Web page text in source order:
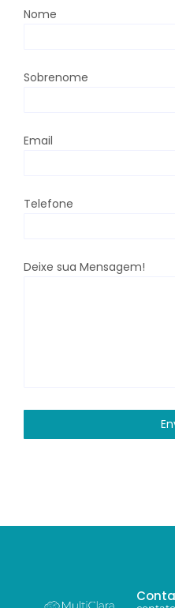
Nome
Sobrenome
Email
Telefone
Deixe sua Mensagem!